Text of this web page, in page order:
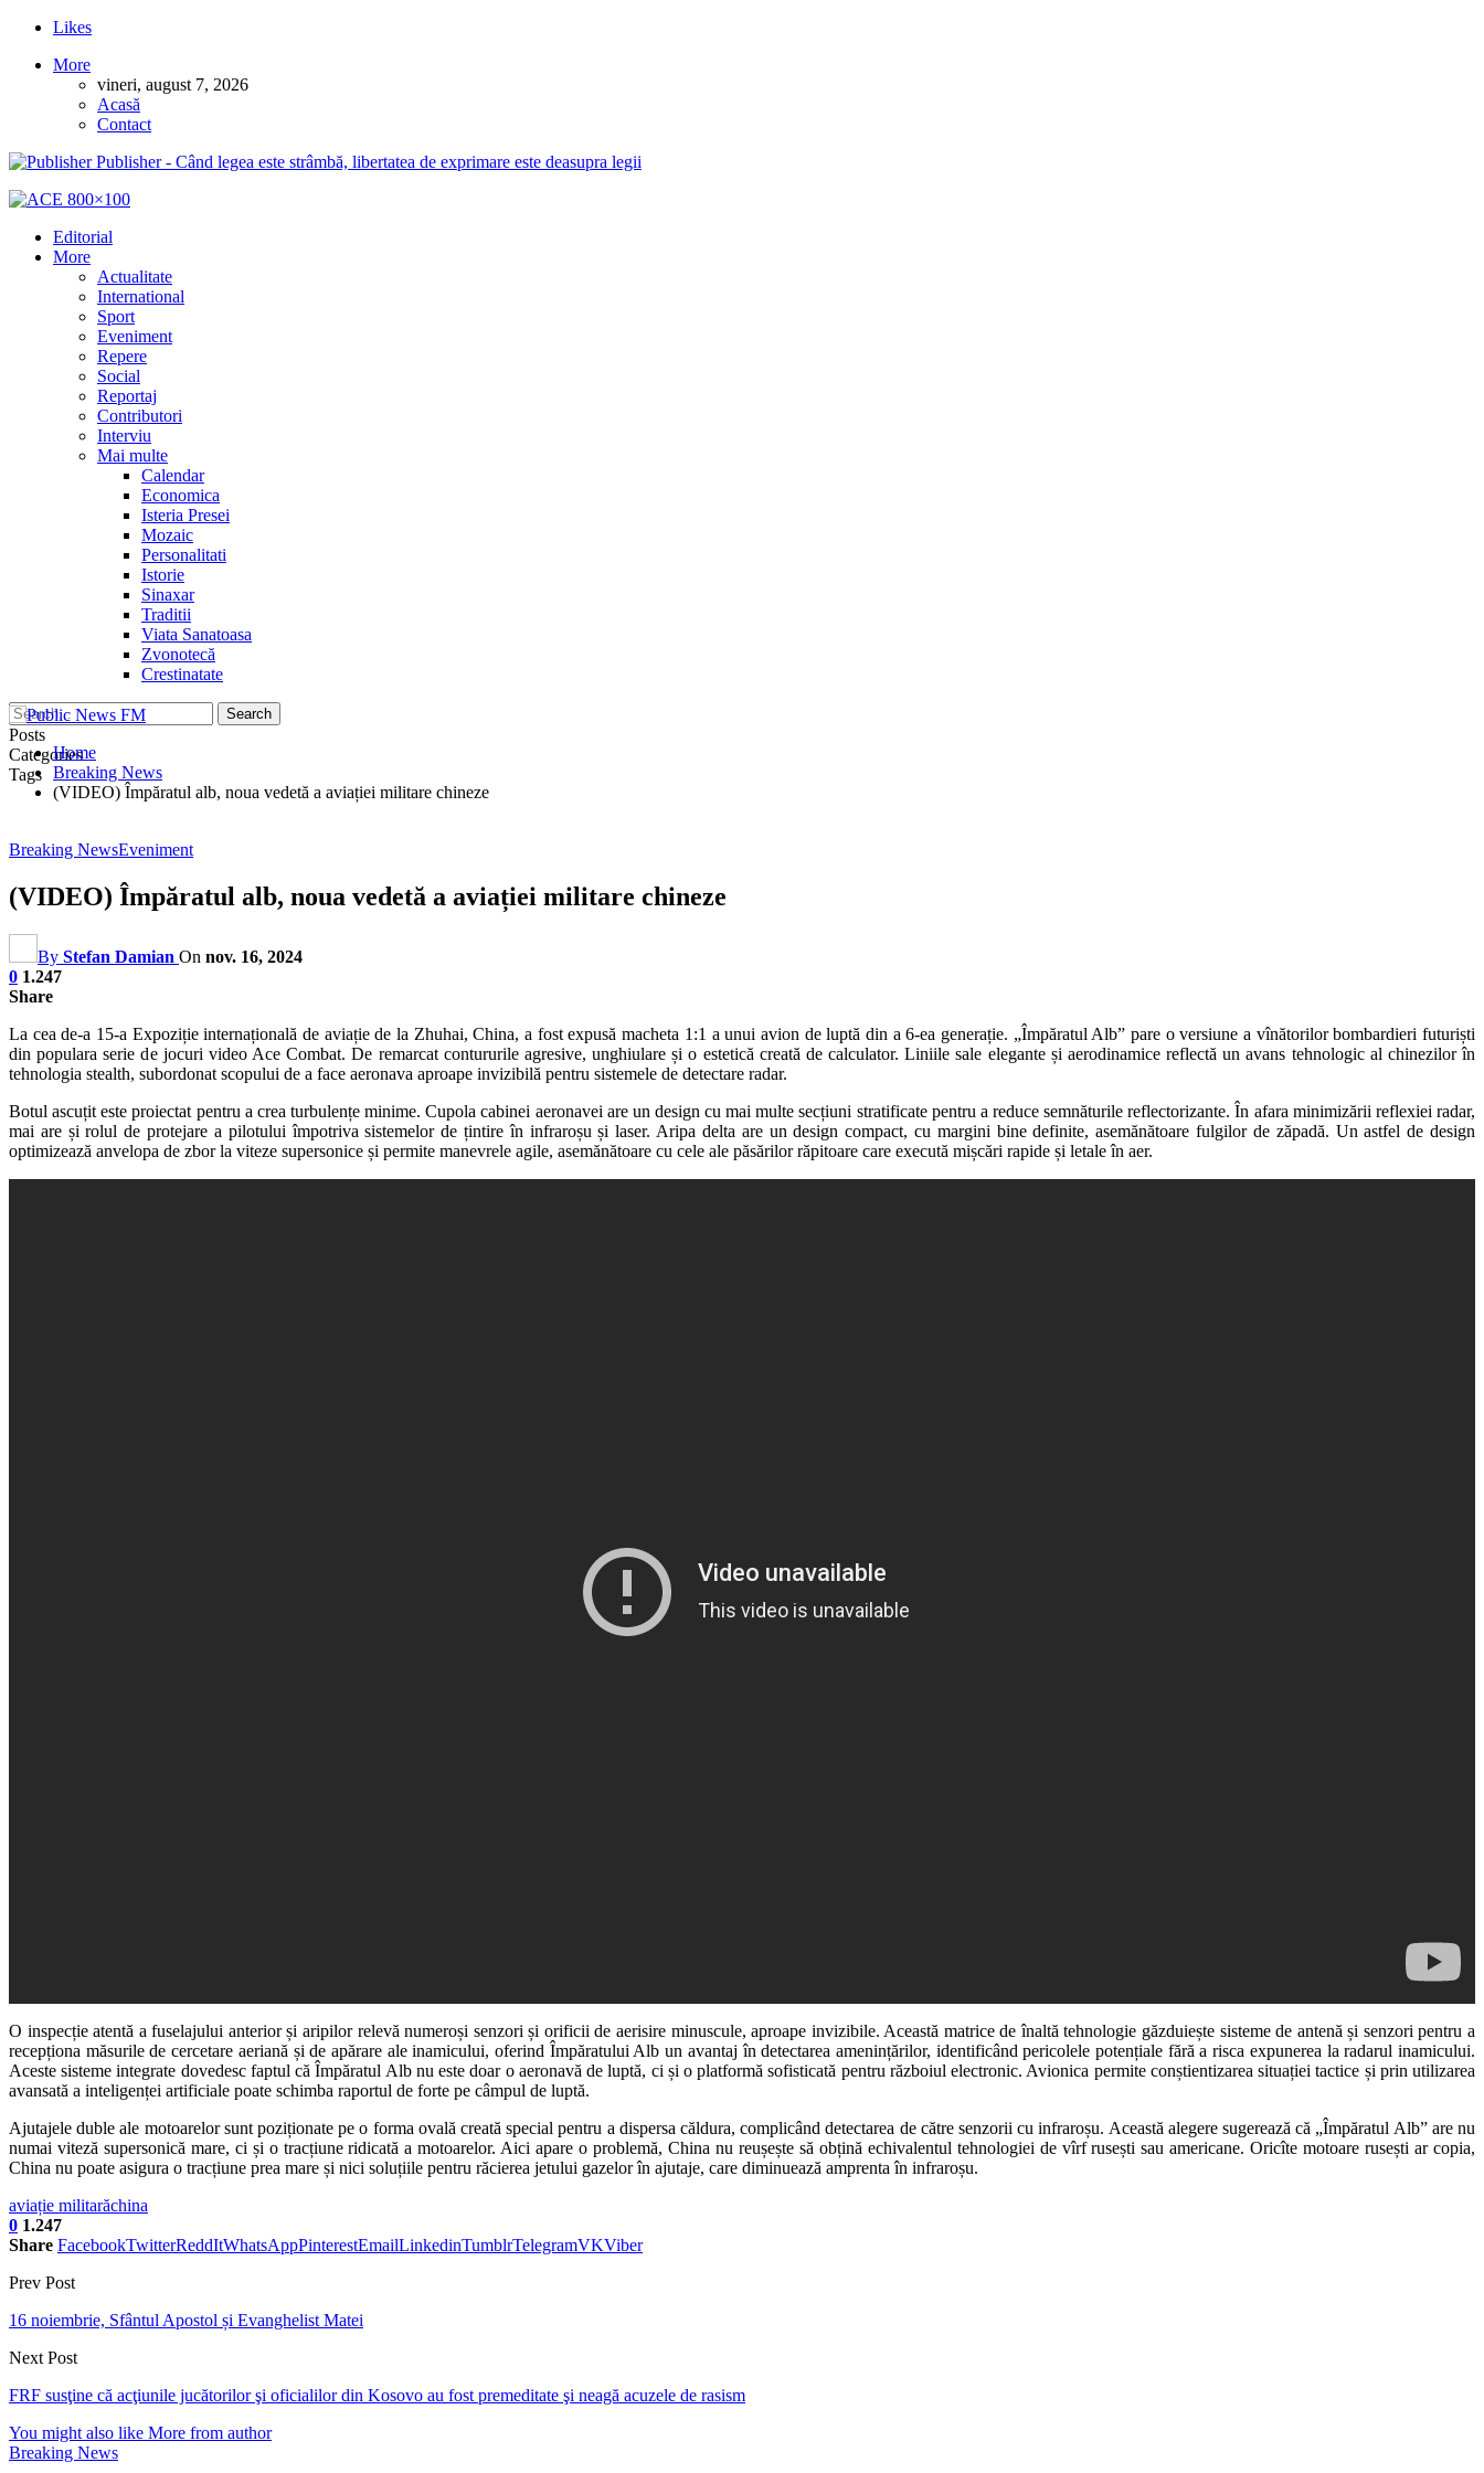
Likes
More
vineri, august 7, 2026
Acasă
Contact
Publisher - Când legea este strâmbă, libertatea de exprimare este deasupra legii
Editorial
More
Actualitate
International
Sport
Eveniment
Repere
Social
Reportaj
Contributori
Interviu
Mai multe
Calendar
Economica
Isteria Presei
Mozaic
Personalitati
Istorie
Sinaxar
Traditii
Viata Sanatoasa
Zvonotecă
Crestinatate
Posts
Categories
Tags
Home
Breaking News
(VIDEO) Împăratul alb, noua vedetă a aviației militare chineze
Breaking NewsEveniment
(VIDEO) Împăratul alb, noua vedetă a aviației militare chineze
By Stefan Damian On nov. 16, 2024
0 1.247
Share
La cea de-a 15-a Expoziție internațională de aviație de la Zhuhai, China, a fost expusă macheta 1:1 a unui avion de luptă din a 6-ea generație. „Împăratul Alb” pare o versiune a vînătorilor bombardieri futuriști
din populara serie de jocuri video Ace Combat. De remarcat contururile agresive, unghiulare și o estetică creată de calculator. Liniile sale elegante și aerodinamice reflectă un avans tehnologic al chinezilor în
tehnologia stealth, subordonat scopului de a face aeronava aproape invizibilă pentru sistemele de detectare radar.
Botul ascuțit este proiectat pentru a crea turbulențe minime. Cupola cabinei aeronavei are un design cu mai multe secțiuni stratificate pentru a reduce semnăturile reflectorizante. În afara minimizării reflexiei radar,
mai are și rolul de protejare a pilotului împotriva sistemelor de țintire în infraroșu și laser. Aripa delta are un design compact, cu margini bine definite, asemănătoare fulgilor de zăpadă. Un astfel de design
optimizează anvelopa de zbor la viteze supersonice și permite manevrele agile, asemănătoare cu cele ale păsărilor răpitoare care execută mișcări rapide și letale în aer.
O inspecție atentă a fuselajului anterior și aripilor relevă numeroși senzori și orificii de aerisire minuscule, aproape invizibile. Această matrice de înaltă tehnologie găzduiește sisteme de antenă și senzori pentru a
recepționa măsurile de cercetare aeriană și de apărare ale inamicului, oferind Împăratului Alb un avantaj în detectarea amenințărilor, identificând pericolele potențiale fără a risca expunerea la radarul inamicului.
Aceste sisteme integrate dovedesc faptul că Împăratul Alb nu este doar o aeronavă de luptă, ci și o platformă sofisticată pentru războiul electronic. Avionica permite conștientizarea situației tactice și prin utilizarea
avansată a inteligenței artificiale poate schimba raportul de forte pe câmpul de luptă.
Ajutajele duble ale motoarelor sunt poziționate pe o forma ovală creată special pentru a dispersa căldura, complicând detectarea de către senzorii cu infraroșu. Această alegere sugerează că „Împăratul Alb” are nu
numai viteză supersonică mare, ci și o tracțiune ridicată a motoarelor. Aici apare o problemă, China nu reușește să obțină echivalentul tehnologiei de vîrf rusești sau americane. Oricîte motoare rusești ar copia,
China nu poate asigura o tracțiune prea mare și nici soluțiile pentru răcierea jetului gazelor în ajutaje, care diminuează amprenta în infraroșu.
aviație militarăchina
0 1.247
Share FacebookTwitterReddItWhatsAppPinterestEmailLinkedinTumblrTelegramVKViber
Prev Post
16 noiembrie, Sfântul Apostol și Evanghelist Matei
Next Post
FRF susţine că acţiunile jucătorilor şi oficialilor din Kosovo au fost premeditate şi neagă acuzele de rasism
You might also like More from author
Breaking News